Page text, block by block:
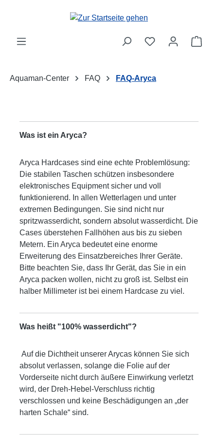
Zum Hauptinhalt springen
Aquaman-Center FAQ FAQ-Aryca
Was ist ein Aryca?
Aryca Hardcases sind eine echte Problemlösung:
Die stabilen Taschen schützen insbesondere
elektronisches Equipment sicher und voll
funktionierend. In allen Wetterlagen und unter
extremen Bedingungen. Sie sind nicht nur
spritzwasserdicht, sondern absolut wasserdicht. Die
Cases überstehen Fallhöhen aus bis zu sieben
Metern. Ein Aryca bedeutet eine enorme
Erweiterung des Einsatzbereiches Ihrer Geräte.
Bitte beachten Sie, dass Ihr Gerät, das Sie in ein
Aryca packen wollen, nicht zu groß ist. Selbst ein
halber Millimeter ist bei einem Hardcase zu viel.
Was heißt "100% wasserdicht"?
Auf die Dichtheit unserer Arycas können Sie sich
absolut verlassen, solange die Folie auf der
Vorderseite nicht durch äußere Einwirkung verletzt
wird, der Dreh-Hebel-Verschluss richtig
verschlossen und keine Beschädigungen an „der
harten Schale“ sind.